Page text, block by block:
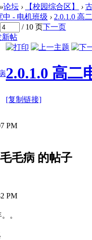
»论坛 › 【校园综合区】 ›
中 - 电机班级 › 2.0.1.0 高
/ 10 页下一页
2.0.1.0 高二
[复制链接]
PM
毛病 的帖子
PM
。